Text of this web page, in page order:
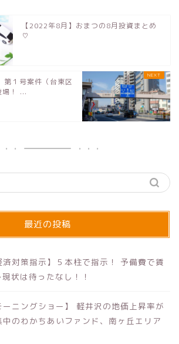
【2022年8月】おまつの8月投資まとめ
♡
第１号案件（台東区
場！ ...
最近の投稿
済対策指示】５本柱で指示！ 予備費で賃
状は待ったなし！！
ーニングショー】 軽井沢の地価上昇率が
中のわかちあいファンド、南ヶ丘エリア